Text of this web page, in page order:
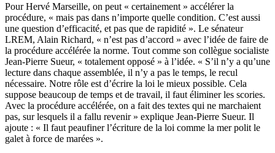
Pour Hervé Marseille, on peut « certainement » accélérer la
procédure, « mais pas dans n’importe quelle condition. C’est aussi
une question d’efficacité, et pas que de rapidité ». Le sénateur
LREM, Alain Richard, « n’est pas d’accord » avec l’idée de faire de
la procédure accélérée la norme. Tout comme son collègue socialiste
Jean-Pierre Sueur, « totalement opposé » à l’idée. « S’il n’y a qu’une
lecture dans chaque assemblée, il n’y a pas le temps, le recul
nécessaire. Notre rôle est d’écrire la loi le mieux possible. Cela
suppose beaucoup de temps et de travail, il faut éliminer les scories.
Avec la procédure accélérée, on a fait des textes qui ne marchaient
pas, sur lesquels il a fallu revenir » explique Jean-Pierre Sueur. Il
ajoute : « Il faut peaufiner l’écriture de la loi comme la mer polit le
galet à force de marées ».